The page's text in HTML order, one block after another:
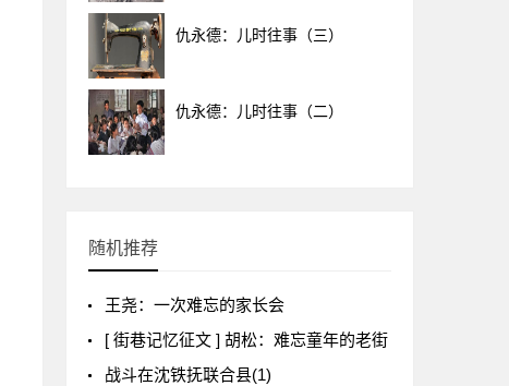
仇永德：儿时往事（三）
仇永德：儿时往事（二）
随机推荐
王尧：一次难忘的家长会
[ 街巷记忆征文 ] 胡松：难忘童年的老街
战斗在沈铁抚联合县(1)